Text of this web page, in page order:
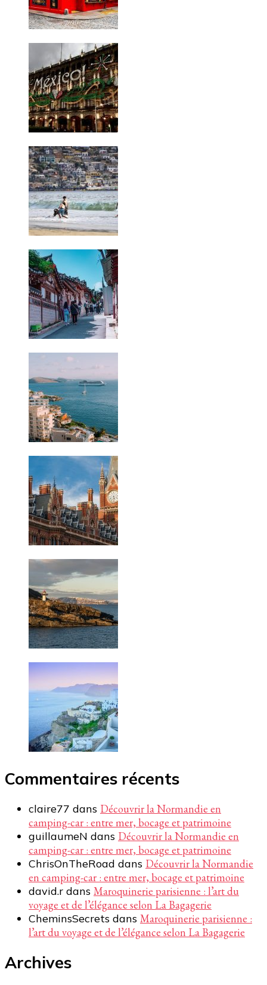
Commentaires récents
claire77 dans Découvrir la Normandie en
camping-car : entre mer, bocage et patrimoine
guillaumeN dans Découvrir la Normandie en
camping-car : entre mer, bocage et patrimoine
ChrisOnTheRoad dans Découvrir la Normandie
en camping-car : entre mer, bocage et patrimoine
david.r dans Maroquinerie parisienne : l’art du
voyage et de l’élégance selon La Bagagerie
CheminsSecrets dans Maroquinerie parisienne :
l’art du voyage et de l’élégance selon La Bagagerie
Archives